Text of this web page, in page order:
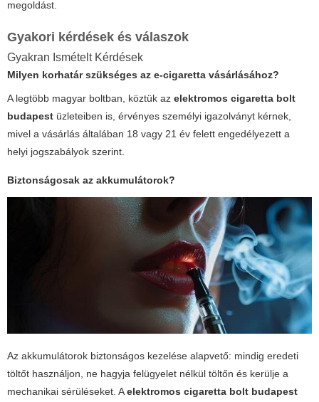
megoldást.
Gyakori kérdések és válaszok
Gyakran Ismételt Kérdések
Milyen korhatár szükséges az e-cigaretta vásárlásához?
A legtöbb magyar boltban, köztük az elektromos cigaretta bolt
budapest üzleteiben is, érvényes személyi igazolványt kérnek,
mivel a vásárlás általában 18 vagy 21 év felett engedélyezett a
helyi jogszabályok szerint.
Biztonságosak az akkumulátorok?
Az akkumulátorok biztonságos kezelése alapvető: mindig eredeti
töltőt használjon, ne hagyja felügyelet nélkül töltőn és kerülje a
mechanikai sérüléseket. Aelektromos cigaretta bolt budapest